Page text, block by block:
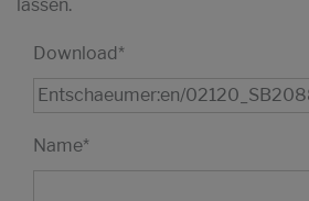
lassen.
Download*
Name*